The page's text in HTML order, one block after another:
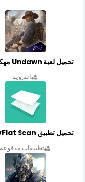
اندرويد
تطبيقات مدفوعة